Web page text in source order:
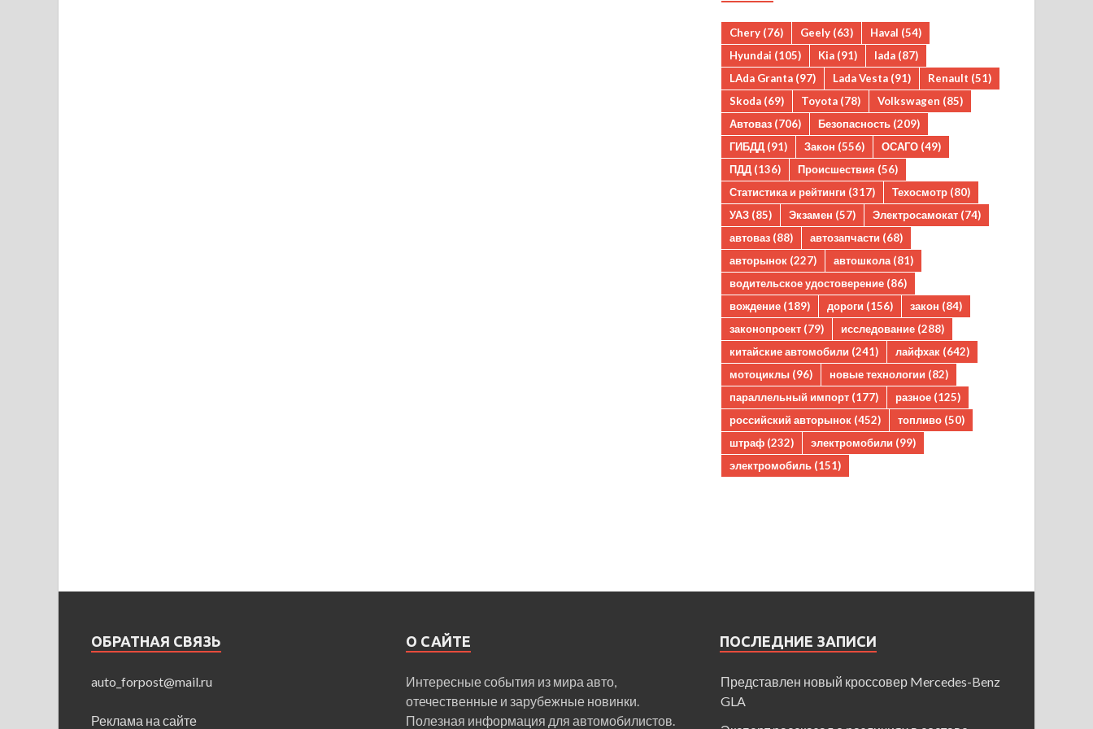
Chery (76) Geely (63) Haval (54)
Hyundai (105) Kia (91) lada (87)
LAda Granta (97) Lada Vesta (91) Renault (51)
Skoda (69) Toyota (78) Volkswagen (85)
Автоваз (706) Безопасность (209)
ГИБДД (91) Закон (556) ОСАГО (49)
ПДД (136) Происшествия (56)
Статистика и рейтинги (317) Техосмотр (80)
УАЗ (85) Экзамен (57) Электросамокат (74)
автоваз (88) автозапчасти (68)
авторынок (227) автошкола (81)
водительское удостоверение (86)
вождение (189) дороги (156) закон (84)
законопроект (79) исследование (288)
китайские автомобили (241) лайфхак (642)
мотоциклы (96) новые технологии (82)
параллельный импорт (177) разное (125)
российский авторынок (452) топливо (50)
штраф (232) электромобили (99)
электромобиль (151)
ОБРАТНАЯ СВЯЗЬ
auto_forpost@mail.ru
Реклама на сайте
О САЙТЕ
Интересные события из мира авто,
отечественные и зарубежные новинки.
Полезная информация для автомобилистов.
ПОСЛЕДНИЕ ЗАПИСИ
Представлен новый кроссовер Mercedes-Benz
GLA